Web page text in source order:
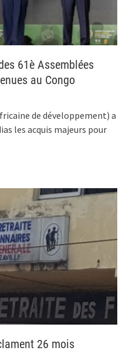
61è Assemblées
au Congo
de développement) a
les acquis majeurs pour
26 mois